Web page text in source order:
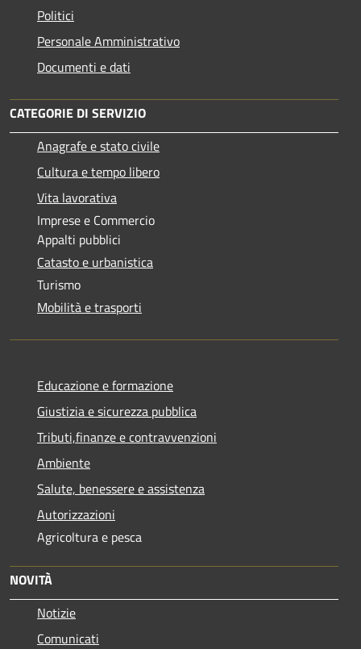
Politici
Personale Amministrativo
Documenti e dati
CATEGORIE DI SERVIZIO
Anagrafe e stato civile
Cultura e tempo libero
Vita lavorativa
Imprese e Commercio
Appalti pubblici
Catasto e urbanistica
Turismo
Mobilità e trasporti
Educazione e formazione
Giustizia e sicurezza pubblica
Tributi,finanze e contravvenzioni
Ambiente
Salute, benessere e assistenza
Autorizzazioni
Agricoltura e pesca
NOVITÀ
Notizie
Comunicati